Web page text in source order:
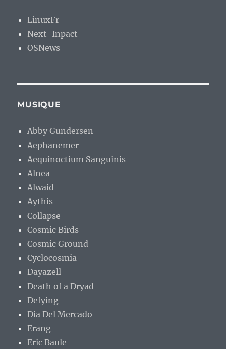
LinuxFr
Next-Inpact
OSNews
MUSIQUE
Abby Gundersen
Aephanemer
Aequinoctium Sanguinis
Alnea
Alwaid
Aythis
Collapse
Cosmic Birds
Cosmic Ground
Cyclocosmia
Dayazell
Death of a Dryad
Defying
Dia Del Mercado
Erang
Eric Baule